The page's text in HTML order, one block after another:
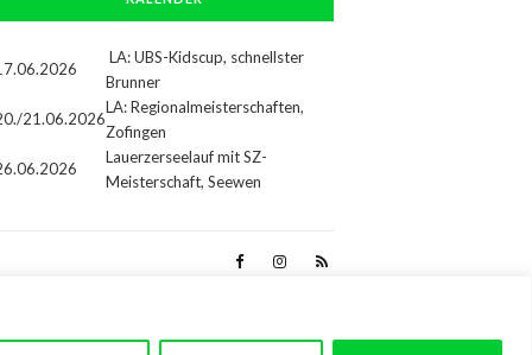
LA: UBS-Kidscup, schnellster
Brunner
21.06.2026
LA: Regionalmeisterschaften,
Zofingen
Lauerzerseelauf mit SZ-
Meisterschaft, Seewen